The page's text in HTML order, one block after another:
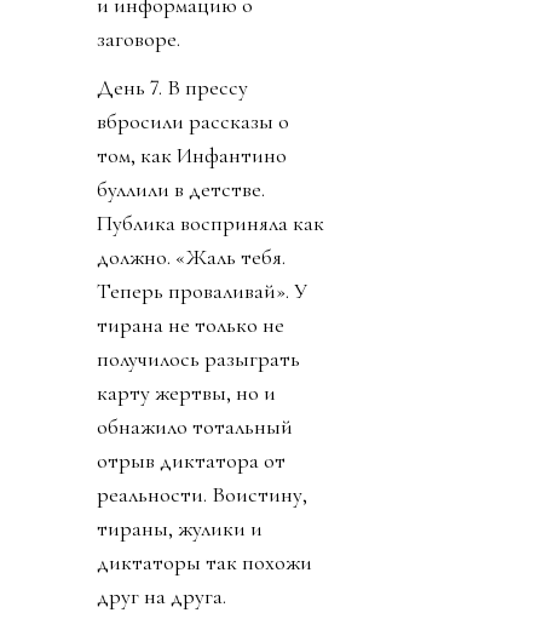
и информацию о
заговоре.
День 7. В прессу
вбросили рассказы о
том, как Инфантино
буллили в детстве.
Публика восприняла как
должно. «Жаль тебя.
Теперь проваливай». У
тирана не только не
получилось разыграть
карту жертвы, но и
обнажило тотальный
отрыв диктатора от
реальности. Воистину,
тираны, жулики и
диктаторы так похожи
друг на друга.